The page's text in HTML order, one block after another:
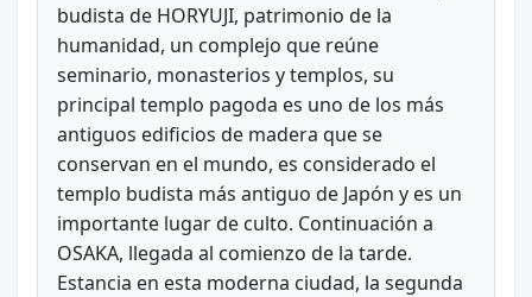
budista de HORYUJI, patrimonio de la
humanidad, un complejo que reúne
seminario, monasterios y templos, su
principal templo pagoda es uno de los más
antiguos edificios de madera que se
conservan en el mundo, es considerado el
templo budista más antiguo de Japón y es un
importante lugar de culto. Continuación a
OSAKA, llegada al comienzo de la tarde.
Estancia en esta moderna ciudad, la segunda